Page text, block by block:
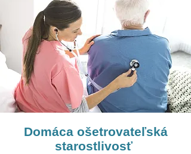
Domáca ošetrovateľská
starostlivosť